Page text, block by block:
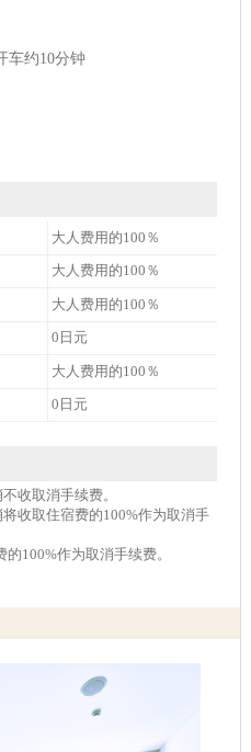
车约10分钟
大人费用的100％
大人费用的100％
大人费用的100％
0日元
大人费用的100％
0日元
收取消手续费。
收取住宿费的100%作为取消手
100%作为取消手续费。